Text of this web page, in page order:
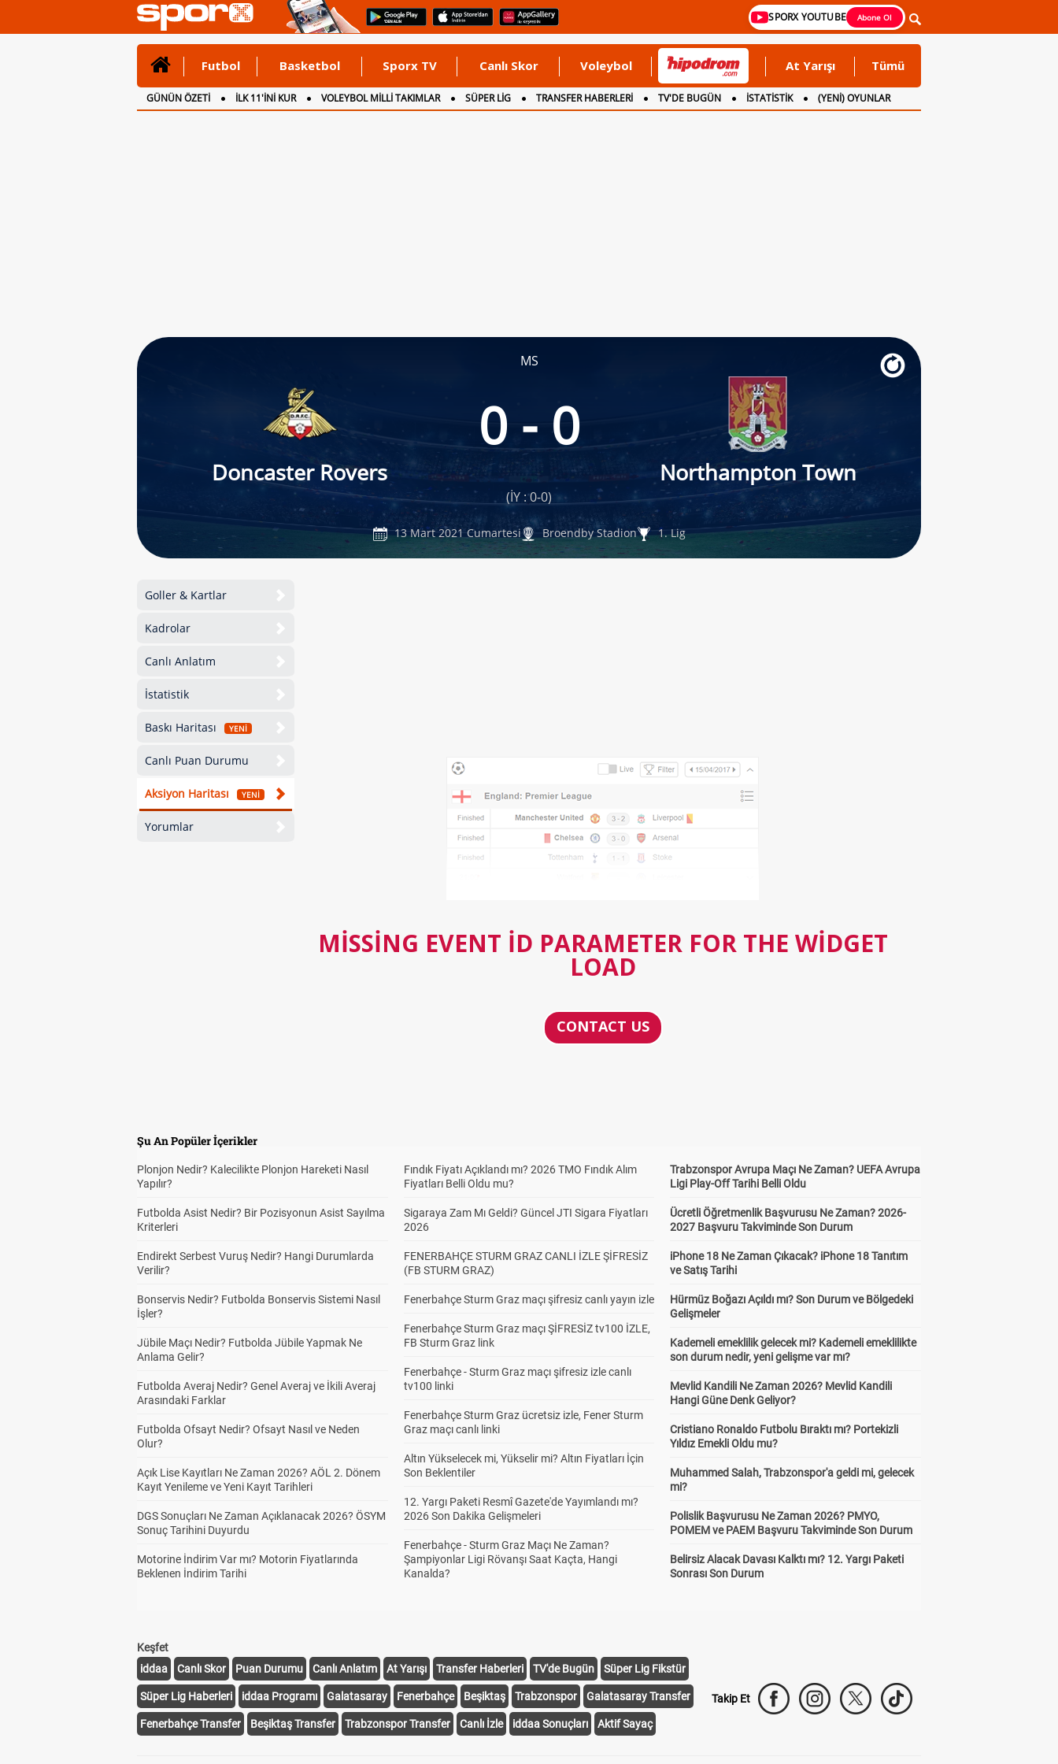
SPORX YOUTUBE Abone Ol
Futbol Basketbol Sporx TV Canlı Skor Voleybol At Yarışı Tümü
GÜNÜN ÖZETİ İLK 11'İNİ KUR VOLEYBOL MİLLİ TAKIMLAR SÜPER LİG TRANSFER HABERLERİ TV'DE BUGÜN İSTATİSTİK
(YENİ) OYUNLAR
CANLI ANLATIM
İNGİLTERE
MS
Doncaster Rovers
0 - 0
Northampton Town
(İY : 0-0)
13 Mart 2021 Cumartesi Broendby Stadion 1. Lig
Goller & Kartlar
Kadrolar
Canlı Anlatım
İstatistik
Baskı Haritası YENİ
Canlı Puan Durumu
Aksiyon Haritası YENİ
Yorumlar
MISSING EVENT ID PARAMETER FOR THE WIDGET
LOAD
CONTACT US
Şu An Popüler İçerikler
Plonjon Nedir? Kalecilikte Plonjon Hareketi Nasıl
Yapılır?
Futbolda Asist Nedir? Bir Pozisyonun Asist Sayılma
Kriterleri
Endirekt Serbest Vuruş Nedir? Hangi Durumlarda
Verilir?
Bonservis Nedir? Futbolda Bonservis Sistemi Nasıl
İşler?
Jübile Maçı Nedir? Futbolda Jübile Yapmak Ne
Anlama Gelir?
Futbolda Averaj Nedir? Genel Averaj ve İkili Averaj
Arasındaki Farklar
Futbolda Ofsayt Nedir? Ofsayt Nasıl ve Neden
Olur?
Açık Lise Kayıtları Ne Zaman 2026? AÖL 2. Dönem
Kayıt Yenileme ve Yeni Kayıt Tarihleri
DGS Sonuçları Ne Zaman Açıklanacak 2026? ÖSYM
Sonuç Tarihini Duyurdu
Motorine İndirim Var mı? Motorin Fiyatlarında
Beklenen İndirim Tarihi
Fındık Fiyatı Açıklandı mı? 2026 TMO Fındık Alım
Fiyatları Belli Oldu mu?
Sigaraya Zam Mı Geldi? Güncel JTI Sigara Fiyatları
2026
FENERBAHÇE STURM GRAZ CANLI İZLE ŞİFRESİZ
(FB STURM GRAZ)
Fenerbahçe Sturm Graz maçı şifresiz canlı yayın izle
Fenerbahçe Sturm Graz maçı ŞİFRESİZ tv100 İZLE,
FB Sturm Graz link
Fenerbahçe - Sturm Graz maçı şifresiz izle canlı
tv100 linki
Fenerbahçe Sturm Graz ücretsiz izle, Fener Sturm
Graz maçı canlı linki
Altın Yükselecek mi, Yükselir mi? Altın Fiyatları İçin
Son Beklentiler
12. Yargı Paketi Resmî Gazete'de Yayımlandı mı?
2026 Son Dakika Gelişmeleri
Fenerbahçe - Sturm Graz Maçı Ne Zaman?
Şampiyonlar Ligi Rövanşı Saat Kaçta, Hangi
Kanalda?
Trabzonspor Avrupa Maçı Ne Zaman? UEFA Avrupa
Ligi Play-Off Tarihi Belli Oldu
Ücretli Öğretmenlik Başvurusu Ne Zaman? 2026-
2027 Başvuru Takviminde Son Durum
iPhone 18 Ne Zaman Çıkacak? iPhone 18 Tanıtım
ve Satış Tarihi
Hürmüz Boğazı Açıldı mı? Son Durum ve Bölgedeki
Gelişmeler
Kademeli emeklilik gelecek mi? Kademeli emeklilikte
son durum nedir, yeni gelişme var mı?
Mevlid Kandili Ne Zaman 2026? Mevlid Kandili
Hangi Güne Denk Geliyor?
Cristiano Ronaldo Futbolu Bıraktı mı? Portekizli
Yıldız Emekli Oldu mu?
Muhammed Salah, Trabzonspor'a geldi mi, gelecek
mi?
Polislik Başvurusu Ne Zaman 2026? PMYO,
POMEM ve PAEM Başvuru Takviminde Son Durum
Belirsiz Alacak Davası Kalktı mı? 12. Yargı Paketi
Sonrası Son Durum
Keşfet
iddaa
Canlı Skor Puan Durumu Canlı Anlatım At Yarışı Transfer Haberleri TV'de Bugün Süper Lig Fikstür
Süper Lig Haberleri iddaa Programı Galatasaray Fenerbahçe Beşiktaş Trabzonspor Galatasaray Transfer
Fenerbahçe Transfer Beşiktaş Transfer Trabzonspor Transfer Canlı İzle iddaa Sonuçları Aktif Sayaç
Takip Et